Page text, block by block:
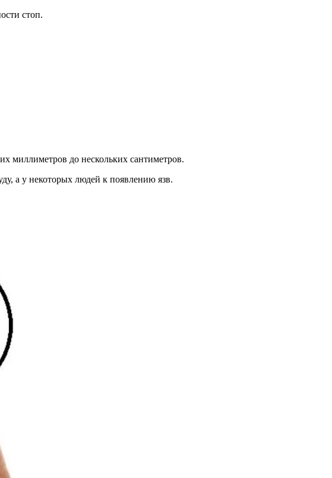
стоп.
миллиметров до нескольких сантиметров.
а у некоторых людей к появлению язв.